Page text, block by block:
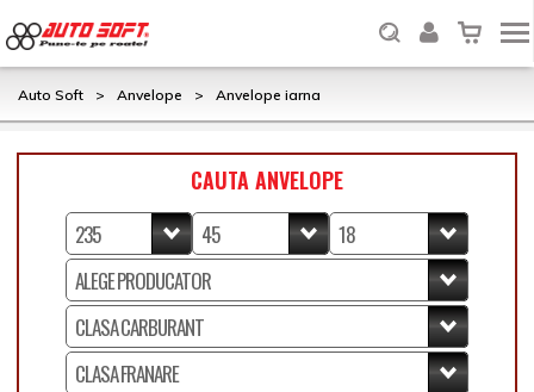
Auto Soft > Anvelope > Anvelope iarna
CAUTA ANVELOPE